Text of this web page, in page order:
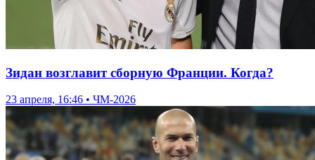
Зидан возглавит сборную Франции. Когда?
23 апреля, 16:46 • ЧМ-2026